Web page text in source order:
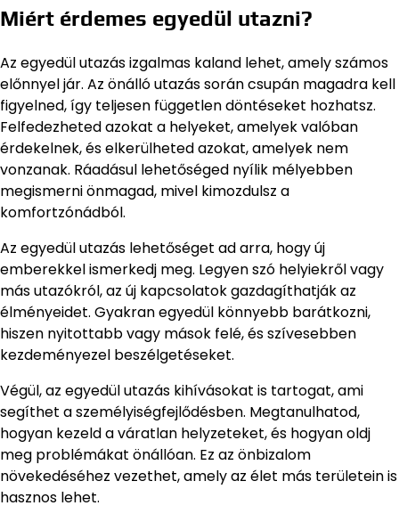
Miért érdemes egyedül utazni?
Az egyedül utazás izgalmas kaland lehet, amely számos
előnnyel jár. Az önálló utazás során csupán magadra kell
figyelned, így teljesen független döntéseket hozhatsz.
Felfedezheted azokat a helyeket, amelyek valóban
érdekelnek, és elkerülheted azokat, amelyek nem
vonzanak. Ráadásul lehetőséged nyílik mélyebben
megismerni önmagad, mivel kimozdulsz a
komfortzónádból.
Az egyedül utazás lehetőséget ad arra, hogy új
emberekkel ismerkedj meg. Legyen szó helyiekről vagy
más utazókról, az új kapcsolatok gazdagíthatják az
élményeidet. Gyakran egyedül könnyebb barátkozni,
hiszen nyitottabb vagy mások felé, és szívesebben
kezdeményezel beszélgetéseket.
Végül, az egyedül utazás kihívásokat is tartogat, ami
segíthet a személyiségfejlődésben. Megtanulhatod,
hogyan kezeld a váratlan helyzeteket, és hogyan oldj
meg problémákat önállóan. Ez az önbizalom
növekedéséhez vezethet, amely az élet más területein is
hasznos lehet.